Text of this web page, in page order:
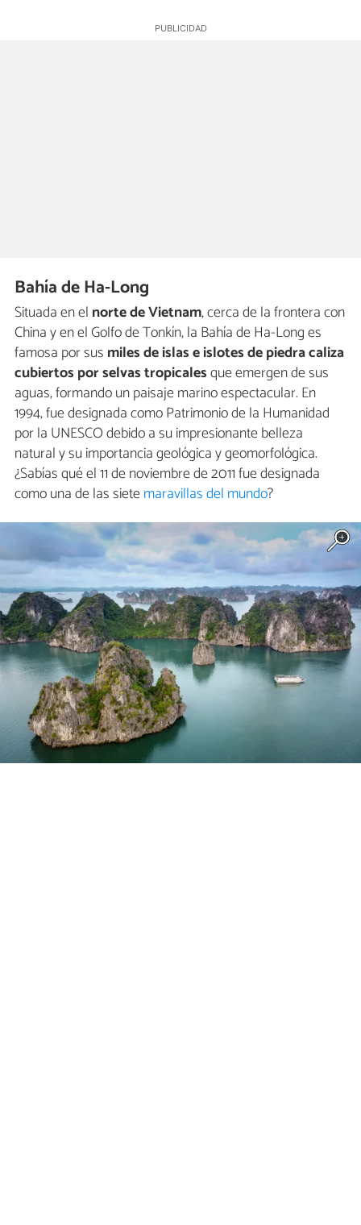
Bahía de Ha-Long
Situada en el norte de Vietnam, cerca de la frontera con
China y en el Golfo de Tonkín, la Bahía de Ha-Long es
famosa por sus miles de islas e islotes de piedra caliza
cubiertos por selvas tropicalesque emergen de sus
aguas, formando un paisaje marino espectacular. En
1994, fue designada como Patrimonio de la Humanidad
por la UNESCO debido a su impresionante belleza
natural y su importancia geológica y geomorfológica.
¿Sabías qué el 11 de noviembre de 2011 fue designada
como una de las sietemaravillas del mundo?